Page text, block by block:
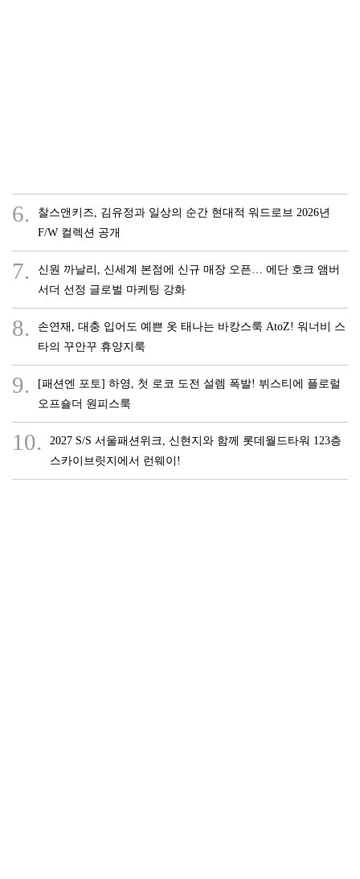
6.
찰스앤키즈, 김유정과 일상의 순간 현대적 워드로브 2026년
F/W 컬렉션 공개
7.
신원 까날리, 신세계 본점에 신규 매장 오픈… 에단 호크 앰버
서더 선정 글로벌 마케팅 강화
8.
손연재, 대충 입어도 예쁜 옷 태나는 바캉스룩 AtoZ! 워너비 스
타의 꾸안꾸 휴양지룩
9.
[패션엔 포토] 하영, 첫 로코 도전 설렘 폭발! 뷔스티에 플로럴
오프숄더 원피스룩
10.
2027 S/S 서울패션위크, 신현지와 함께 롯데월드타워 123층
스카이브릿지에서 런웨이!